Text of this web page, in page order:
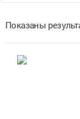
Показаны